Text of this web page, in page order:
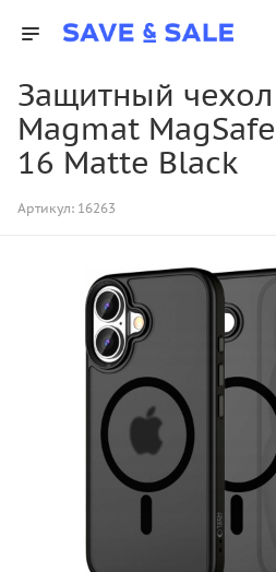
Защитный
Magmat
16 Matte Black
Артикул: 16263